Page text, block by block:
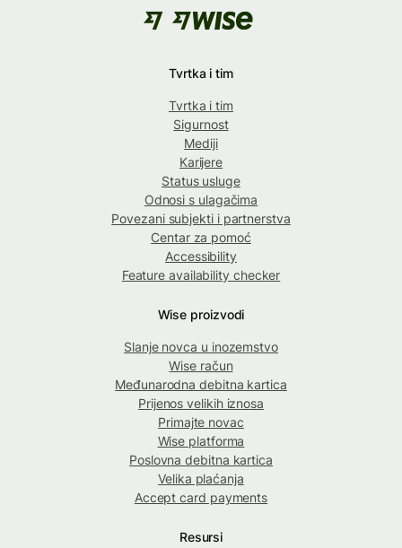
Tvrtka i tim
Tvrtka i tim
Sigurnost
Mediji
Karijere
Status usluge
Odnosi s ulagačima
Povezani subjekti i partnerstva
Centar za pomoć
Accessibility
Feature availability checker
Wise proizvodi
Slanje novca u inozemstvo
Wise račun
Međunarodna debitna kartica
Prijenos velikih iznosa
Primajte novac
Wise platforma
Poslovna debitna kartica
Velika plaćanja
Accept card payments
Resursi